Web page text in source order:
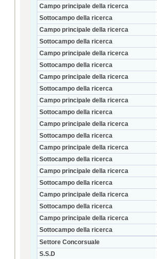
Campo principale della ricerca
Sottocampo della ricerca
Campo principale della ricerca
Sottocampo della ricerca
Campo principale della ricerca
Sottocampo della ricerca
Campo principale della ricerca
Sottocampo della ricerca
Campo principale della ricerca
Sottocampo della ricerca
Campo principale della ricerca
Sottocampo della ricerca
Campo principale della ricerca
Sottocampo della ricerca
Campo principale della ricerca
Sottocampo della ricerca
Campo principale della ricerca
Sottocampo della ricerca
Campo principale della ricerca
Sottocampo della ricerca
Settore Concorsuale
S.S.D